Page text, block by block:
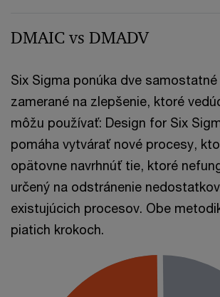
DMAIC vs DMADV
Six Sigma ponúka dve
zamerané na zlepšenie, ktoré
môžu používať: Design for Six
pomáha vytvárať nové procesy,
opätovne navrhnúť tie, ktoré
určený na odstránenie
existujúcich procesov. Obe
piatich krokoch.